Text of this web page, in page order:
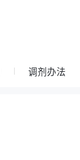
调剂办法